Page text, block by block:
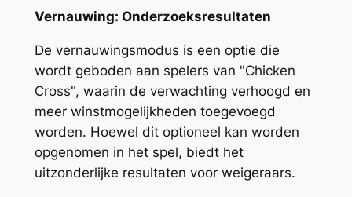
Vernauwing: Onderzoeksresultaten
De vernauwingsmodus is een optie die
wordt geboden aan spelers van "Chicken
Cross", waarin de verwachting verhoogd en
meer winstmogelijkheden toegevoegd
worden. Hoewel dit optioneel kan worden
opgenomen in het spel, biedt het
uitzonderlijke resultaten voor weigeraars.